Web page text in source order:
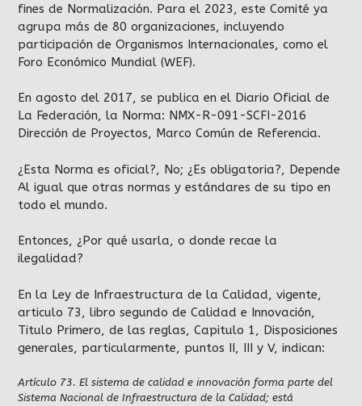
fines de Normalización. Para el 2023, este Comité ya
agrupa más de 80 organizaciones, incluyendo
participación de Organismos Internacionales, como el
Foro Económico Mundial (WEF).
En agosto del 2017, se publica en el Diario Oficial de
La Federación, la Norma: NMX-R-091-SCFI-2016
Dirección de Proyectos, Marco Común de Referencia.
¿Esta Norma es oficial?, No; ¿Es obligatoria?, Depende
Al igual que otras normas y estándares de su tipo en
todo el mundo.
Entonces, ¿Por qué usarla, o donde recae la
ilegalidad?
En la Ley de Infraestructura de la Calidad, vigente,
articulo 73, libro segundo de Calidad e Innovación,
Titulo Primero, de las reglas, Capitulo 1, Disposiciones
generales, particularmente, puntos II, III y V, indican:
Artículo 73. El sistema de calidad e innovación forma parte del
Sistema Nacional de Infraestructura de la Calidad; está